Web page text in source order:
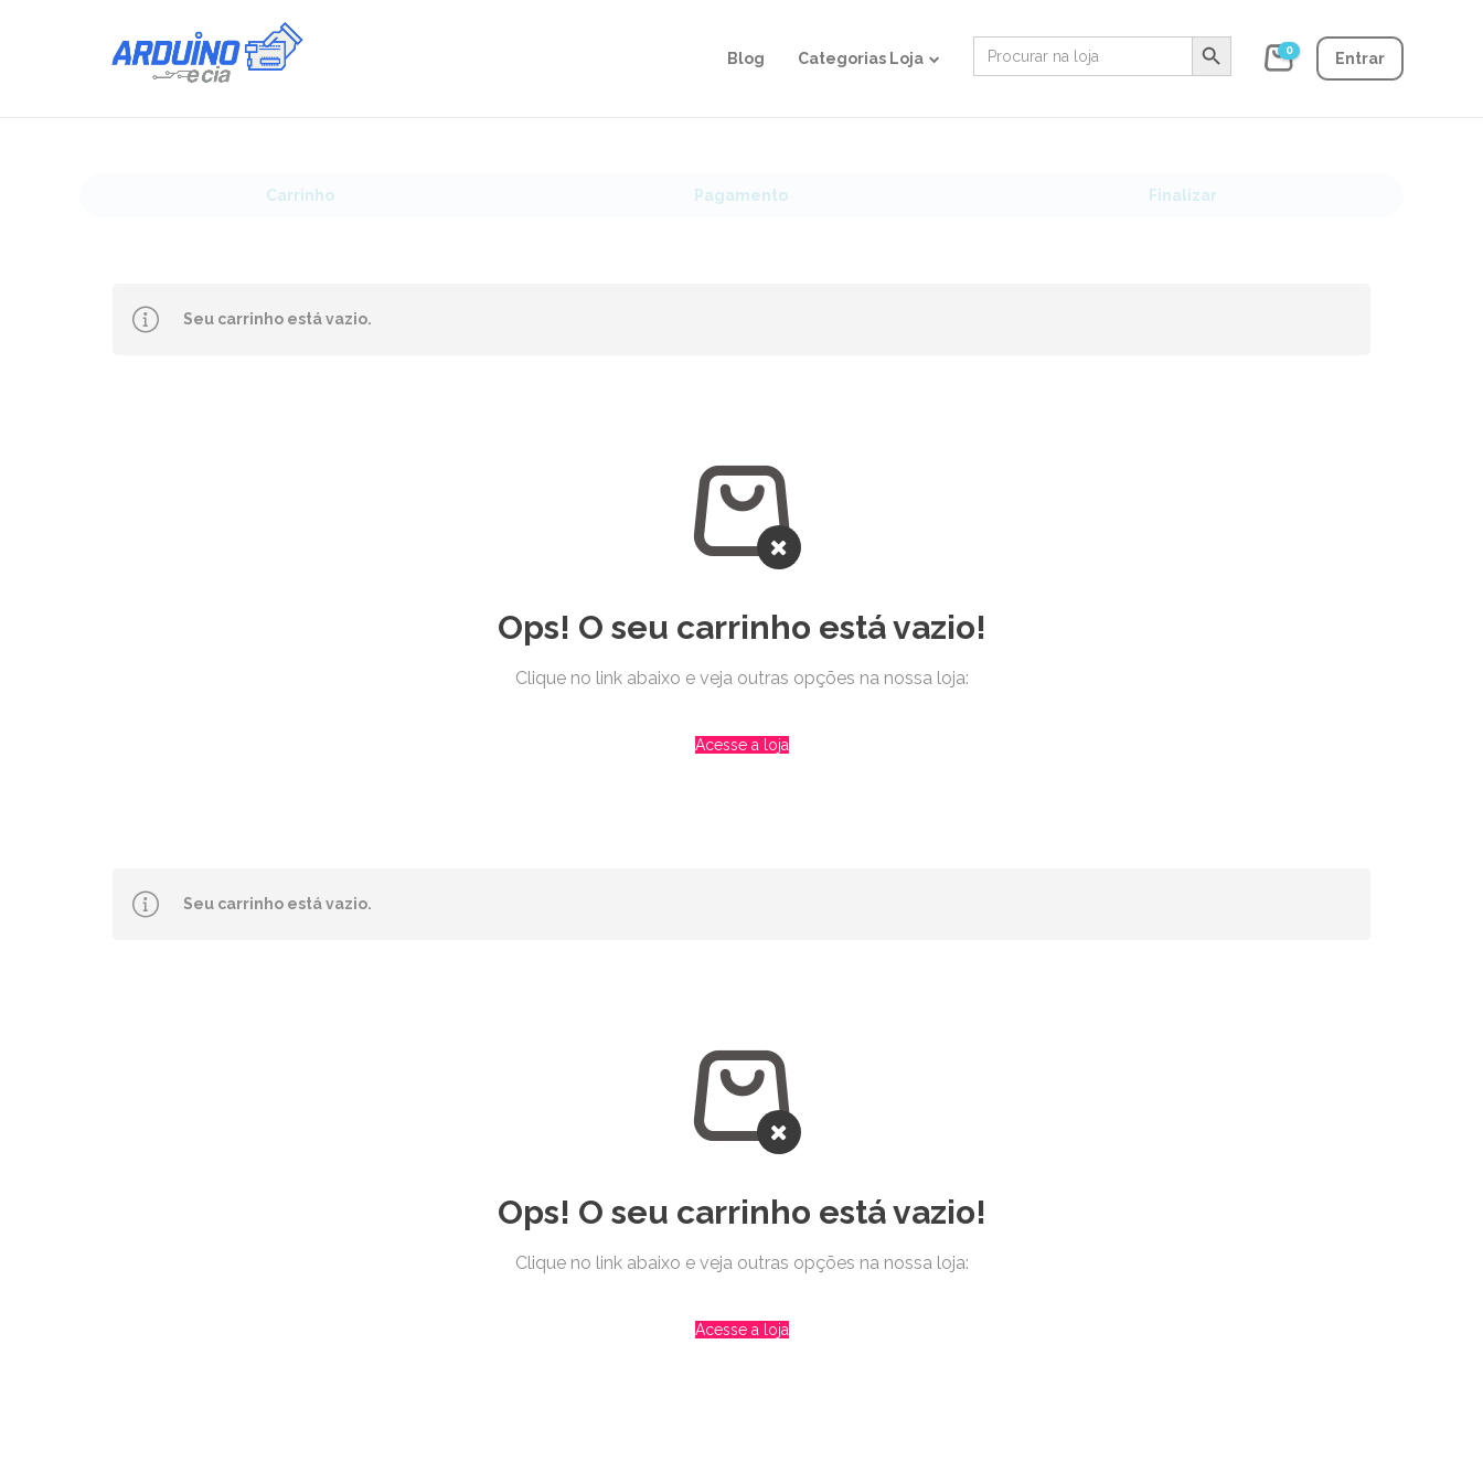
Blog Categorias Loja
Search
for:
Search Button
0 Entrar
Carrinho Pagamento Finalizar
Seu carrinho está vazio.
Ops! O seu carrinho está vazio!
Clique no link abaixo e veja outras opções na nossa loja:
Acesse a loja
Seu carrinho está vazio.
Ops! O seu carrinho está vazio!
Clique no link abaixo e veja outras opções na nossa loja:
Acesse a loja